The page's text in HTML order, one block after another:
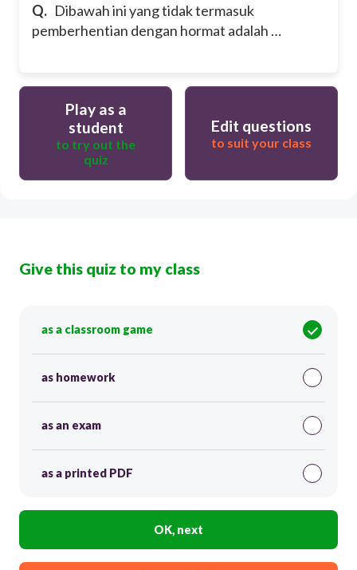
Q. Dibawah ini yang tidak termasuk
pemberhentian dengan hormat adalah …
Play as a
student
to try out the
quiz
Edit questions
to suit your class
Give this quiz to my class
as a classroom game
as homework
as an exam
as a printed PDF
OK, next